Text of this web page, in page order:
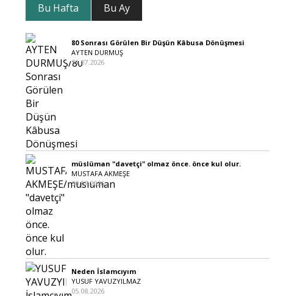
Bu Hafta Bu Ay
80 Sonrası Görülen Bir Düşün Kâbusa Dönüşmesi
AYTEN DURMUŞ
31.07.2026
müslüman "davetçi" olmaz önce. önce kul olur.
MUSTAFA AKMEŞE
30.07.2026
Neden İslamcıyım
YUSUF YAVUZYILMAZ
05.08.2026